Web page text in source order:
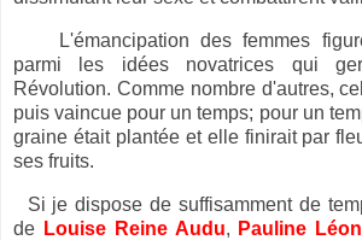
L'émancipation des femmes
parmi les idées novatrices qui
Révolution. Comme nombre d'autres,
puis vaincue pour un temps; pour un
graine était plantée et elle finirait par
ses fruits.
Si je dispose de suffisamment de
de Louise Reine Audu, Pauline Léon